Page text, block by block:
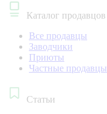
Каталог продавцов
Все продавцы
Заводчики
Приюты
Частные продавцы
Статьи